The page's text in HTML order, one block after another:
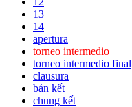
13
14
apertura
torneo intermedio
torneo intermedio final
clausura
bán kết
chung kết